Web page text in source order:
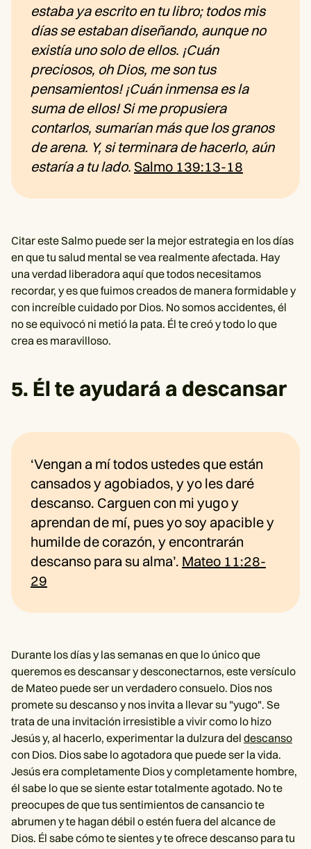
estaba ya escrito en tu libro; todos mis
días se estaban diseñando, aunque no
existía uno solo de ellos. ¡Cuán
preciosos, oh Dios, me son tus
pensamientos! ¡Cuán inmensa es la
suma de ellos! Si me propusiera
contarlos, sumarían más que los granos
de arena. Y, si terminara de hacerlo, aún
estaría a tu lado. Salmo 139:13-18
Citar este Salmo puede ser la mejor estrategia en los días
en que tu salud mental se vea realmente afectada. Hay
una verdad liberadora aquí que todos necesitamos
recordar, y es que fuimos creados de manera formidable y
con increíble cuidado por Dios. No somos accidentes, él
no se equivocó ni metió la pata. Él te creó y todo lo que
crea es maravilloso.
5. Él te ayudará a descansar
‘Vengan a mí todos ustedes que están
cansados y agobiados, y yo les daré
descanso. Carguen con mi yugo y
aprendan de mí, pues yo soy apacible y
humilde de corazón, y encontrarán
descanso para su alma’. Mateo 11:28-
29
Durante los días y las semanas en que lo único que
queremos es descansar y desconectarnos, este versículo
de Mateo puede ser un verdadero consuelo. Dios nos
promete su descanso y nos invita a llevar su "yugo". Se
trata de una invitación irresistible a vivir como lo hizo
Jesús y, al hacerlo, experimentar la dulzura del descanso
con Dios. Dios sabe lo agotadora que puede ser la vida.
Jesús era completamente Dios y completamente hombre,
él sabe lo que se siente estar totalmente agotado. No te
preocupes de que tus sentimientos de cansancio te
abrumen y te hagan débil o estén fuera del alcance de
Dios. Él sabe cómo te sientes y te ofrece descanso para tu